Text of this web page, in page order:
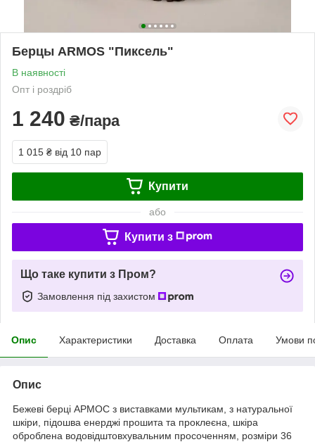
Берцы ARMOS "Пиксель"
В наявності
Опт і роздріб
1 240 ₴/пара
1 015 ₴ від 10 пар
Купити
або
Купити з
Що таке купити з Пром?
Замовлення під захистом
Опис Характеристики Доставка Оплата Умови
Опис
Бежеві берці АРМОС з виставками мультикам, з натуральної
шкіри, підошва енерджі прошита та проклеєна, шкіра
оброблена водовідштовхувальним просоченням, розміри 36